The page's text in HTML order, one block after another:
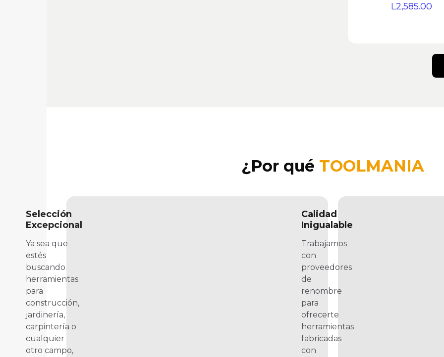
L2,585.00
¿Por qué TOOLMANIA
Selección
Excepcional
Ya sea que
estés
buscando
herramientas
para
construcción,
jardinería,
carpintería o
cualquier
otro campo,
Calidad
Inigualable
Trabajamos
con
proveedores
de
renombre
para
ofrecerte
herramientas
fabricadas
con